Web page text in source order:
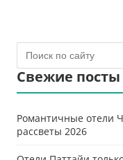
Свежие посты
Романтичные отели
рассветы 2026